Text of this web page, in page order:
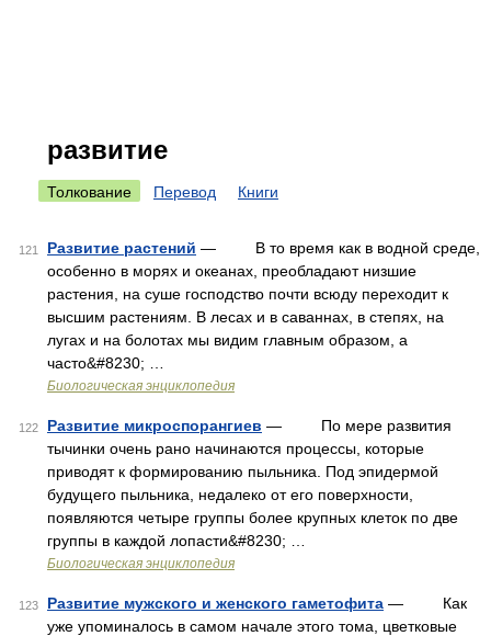
развитие
Толкование Перевод Книги
121 Развитие растений — В то время как в водной среде,
особенно в морях и океанах, преобладают низшие
растения, на суше господство почти всюду переходит к
высшим растениям. В лесах и в саваннах, в степях, на
лугах и на болотах мы видим главным образом, а
часто&#8230; …
Биологическая энциклопедия
122 Развитие микроспорангиев — По мере развития
тычинки очень рано начинаются процессы, которые
приводят к формированию пыльника. Под эпидермой
будущего пыльника, недалеко от его поверхности,
появляются четыре группы более крупных клеток по две
группы в каждой лопасти&#8230; …
Биологическая энциклопедия
123 Развитие мужского и женского гаметофита — Как
уже упоминалось в самом начале этого тома, цветковые